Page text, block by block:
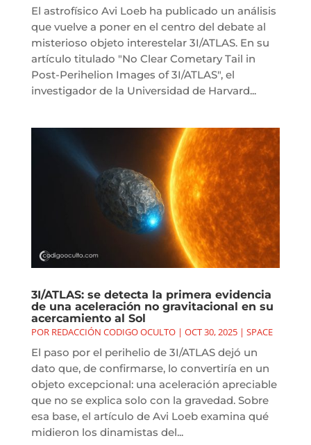
El astrofísico Avi Loeb ha publicado un análisis
que vuelve a poner en el centro del debate al
misterioso objeto interestelar 3I/ATLAS. En su
artículo titulado "No Clear Cometary Tail in
Post-Perihelion Images of 3I/ATLAS", el
investigador de la Universidad de Harvard...
3I/ATLAS: se detecta la primera evidencia
de una aceleración no gravitacional en su
acercamiento al Sol
POR REDACCIÓN CODIGO OCULTO| OCT 30, 2025| SPACE
El paso por el perihelio de 3I/ATLAS dejó un
dato que, de confirmarse, lo convertiría en un
objeto excepcional: una aceleración apreciable
que no se explica solo con la gravedad. Sobre
esa base, el artículo de Avi Loeb examina qué
midieron los dinamistas del...